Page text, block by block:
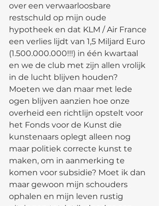
over een verwaarloosbare
restschuld op mijn oude
hypotheek en dat KLM / Air France
een verlies lijdt van 1,5 Miljard Euro
(1.500.000.000!!!) in één kwartaal
en we de club met zijn allen vrolijk
in de lucht blijven houden?
Moeten we dan maar met lede
ogen blijven aanzien hoe onze
overheid een richtlijn opstelt voor
het Fonds voor de Kunst die
kunstenaars oplegt alleen nog
maar politiek correcte kunst te
maken, om in aanmerking te
komen voor subsidie? Moet ik dan
maar gewoon mijn schouders
ophalen en mijn leven rustig